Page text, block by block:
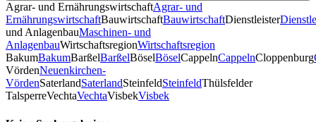
Agrar- und ErnährungswirtschaftAgrar- und
ErnährungswirtschaftBauwirtschaftBauwirtschaftDienstleister
und AnlagenbauMaschinen- und
AnlagenbauWirtschaftsregionWirtschaftsregion
BakumBakumBarßelBarßelBöselBöselCappelnCappelnCloppenburg
VördenNeuenkirchen-
VördenSaterlandSaterlandSteinfeldSteinfeldThülsfelder
TalsperreVechtaVechtaVisbekVisbek